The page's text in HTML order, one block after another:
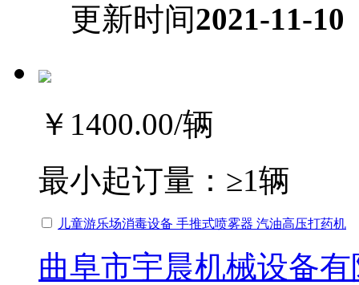
更新时间2021-11-10
￥1400.00/辆
最小起订量： ≥1辆
儿童游乐场消毒设备 手推式喷雾器 汽油高压打药机
曲阜市宇晨机械设备